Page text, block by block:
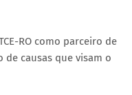
RO como parceiro de
causas que visam o